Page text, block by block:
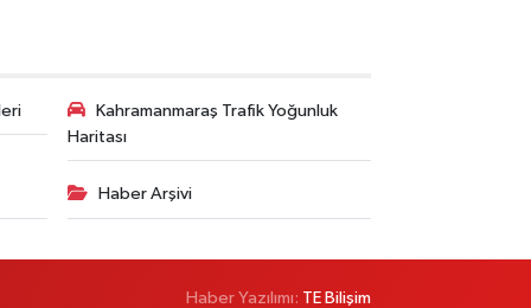
Kahramanmaraş Trafik Yoğunluk
Haritası
Haber Arşivi
Haber Yazılımı: TE Bilişim